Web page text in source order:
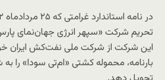
تحریم شرکت «سپهر انرژی جهان‌نمای
این شرکت از شرکت ملی نفت‌کش ایران
بارنامه، محموله کشتی «ام‌تی سودا»